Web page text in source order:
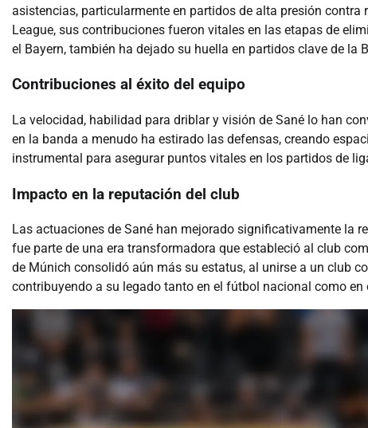
asistencias, particularmente en partidos de alta presión
League, sus contribuciones fueron vitales en las etapas de
el Bayern, también ha dejado su huella en partidos clave de la
Contribuciones al éxito del equipo
La velocidad, habilidad para driblar y visión de Sané lo han
en la banda a menudo ha estirado las defensas, creando
instrumental para asegurar puntos vitales en los partidos de
Impacto en la reputación del club
Las actuaciones de Sané han mejorado significativamente la
fue parte de una era transformadora que estableció al club
de Múnich consolidó aún más su estatus, al unirse a un club
contribuyendo a su legado tanto en el fútbol nacional como en